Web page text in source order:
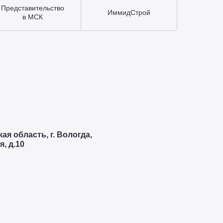
Представительство
в МСК
ИммидСтрой
область, г. Вологда,
д.10